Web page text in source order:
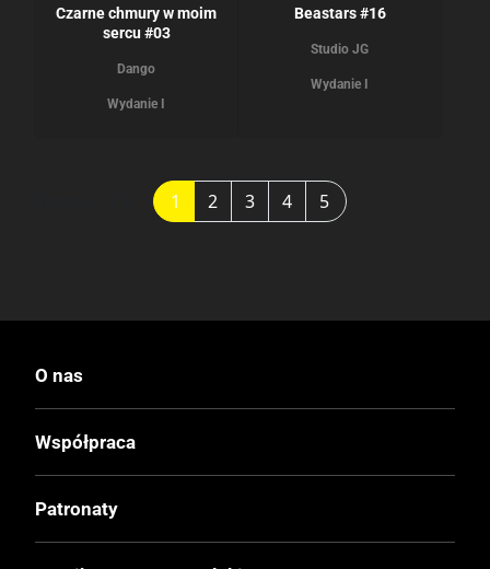
Czarne chmury w moim
sercu #03
Dango
Wydanie I
Beastars #16
Studio JG
Wydanie I
1 2 3 4 5
O nas
Współpraca
Patronaty